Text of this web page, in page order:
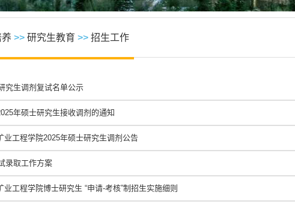
>> 研究生教育 >> 招生工作
究生调剂复试名单公示
年硕士研究生接收调剂的通知
业工程学院2025年硕士研究生调剂公告
录取工作方案
工程学院博士研究生 “申请-考核”制招生实施细则